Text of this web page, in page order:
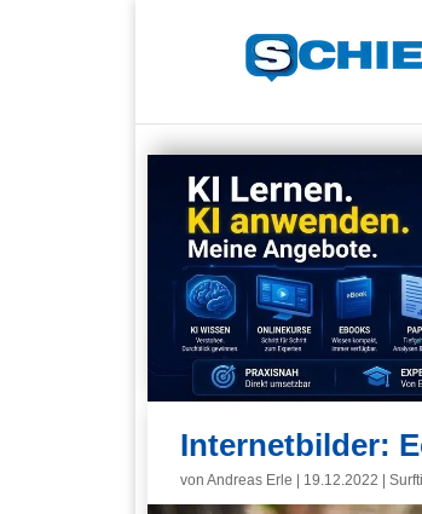
Internetbilder:
von Andreas Erle 19.12.2022